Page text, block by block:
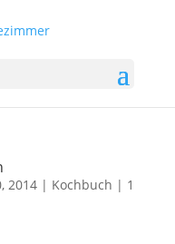
2014| Kochbuch | 1